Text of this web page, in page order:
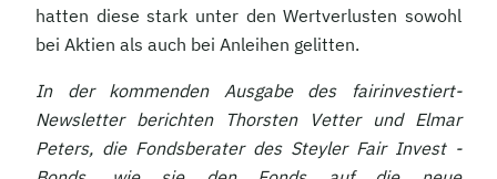
hatten diese stark unter den Wertverlusten sowohl
bei Aktien als auch bei Anleihen gelitten.
In der kommenden Ausgabe des fairinvestiert-
Newsletter berichten Thorsten Vetter und Elmar
Peters, die Fondsberater des Steyler Fair Invest -